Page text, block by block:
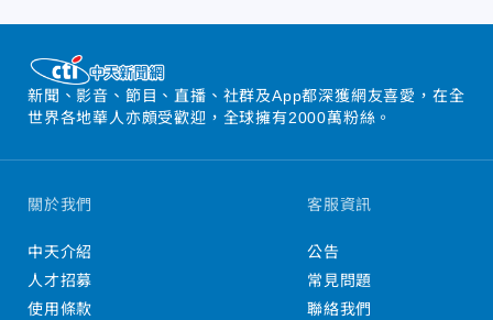
新聞、影音、節目、直播、社群及App都深獲網友喜愛，在全
世界各地華人亦頗受歡迎，全球擁有2000萬粉絲。
關於我們
中天介紹
人才招募
使用條款
客服資訊
公告
常見問題
聯絡我們